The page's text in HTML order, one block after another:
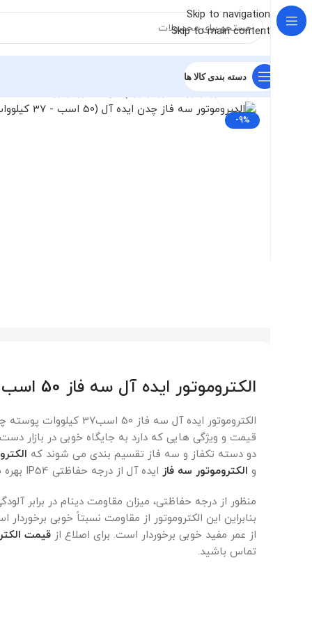
Skip to navigation
Skip to main content
دسته بندی کالا ها
خانه الکتروموتور
-9%
برای بزرگنمایی کلیک کنید
الکتروموتور ایده آل سه فاز 50 اسب 37 کیلووات پوسته چدن
الکتروموتور ایده آل سه
قیمت و ویژگی هایی که دارد به جایگاه خوبی در بازار
دو دسته تکفاز و سه فاز تقسیم بندی می شوند که
و الکتروموتور سه فاز ایده آل از درجه حفاظتی IP54 بهره می برد.
منظور از درجه حفاظتی، میزان مقاومت دینام در برابر
بنابراین این الکتروموتور از مقاومت نسبتاً خوبی
از عمر مفید خوبی برخوردار است. برای اصلاع از قیمت
تماس باشید.